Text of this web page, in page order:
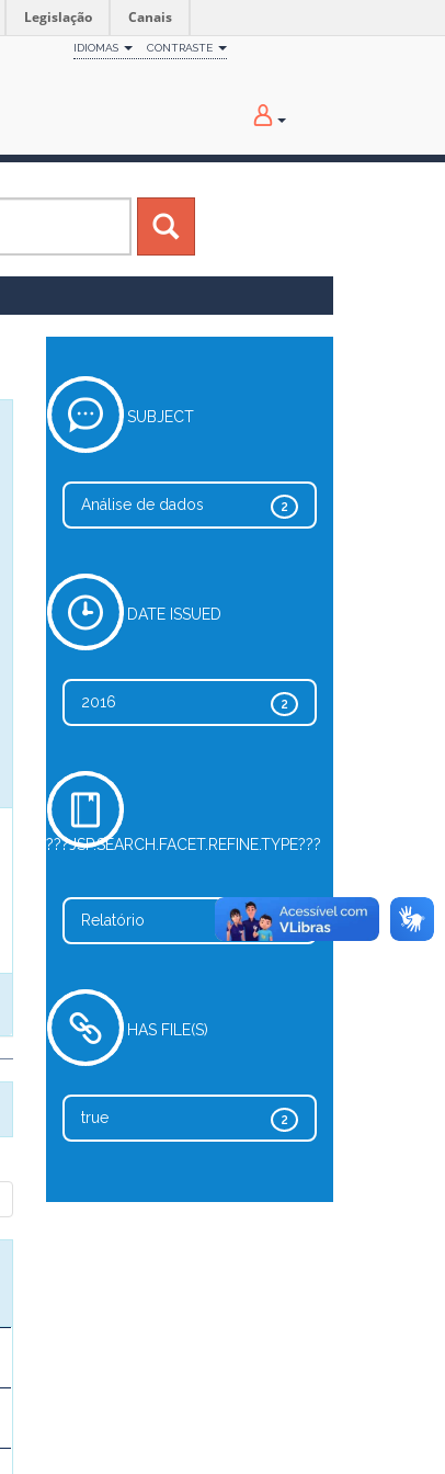
Legislação Canais
IDIOMAS CONTRASTE
SUBJECT
2
Análise de dados
DATE ISSUED
2
2016
???JSP.SEARCH.FACET.REFINE.TYPE???
2
Relatório
HAS FILE(S)
2
true